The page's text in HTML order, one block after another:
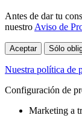
Antes de dar tu
nuestro Aviso de
Aceptar Sólo
Nuestra política de
Configuración de
Marketing a